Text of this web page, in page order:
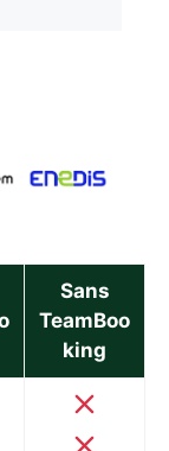
Sans
TeamBoo
king